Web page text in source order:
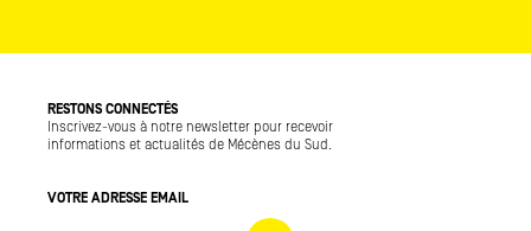
RESTONS CONNECTÉS
Inscrivez-vous à notre newsletter pour recevoir
informations et actualités de Mécènes du Sud.
VOTRE ADRESSE EMAIL